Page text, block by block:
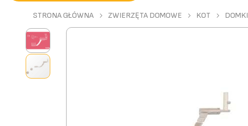
STRONA GŁÓWNA ZWIERZĘTA DOMOWE KOT DOMKI
Przejdź
na
koniec
galerii